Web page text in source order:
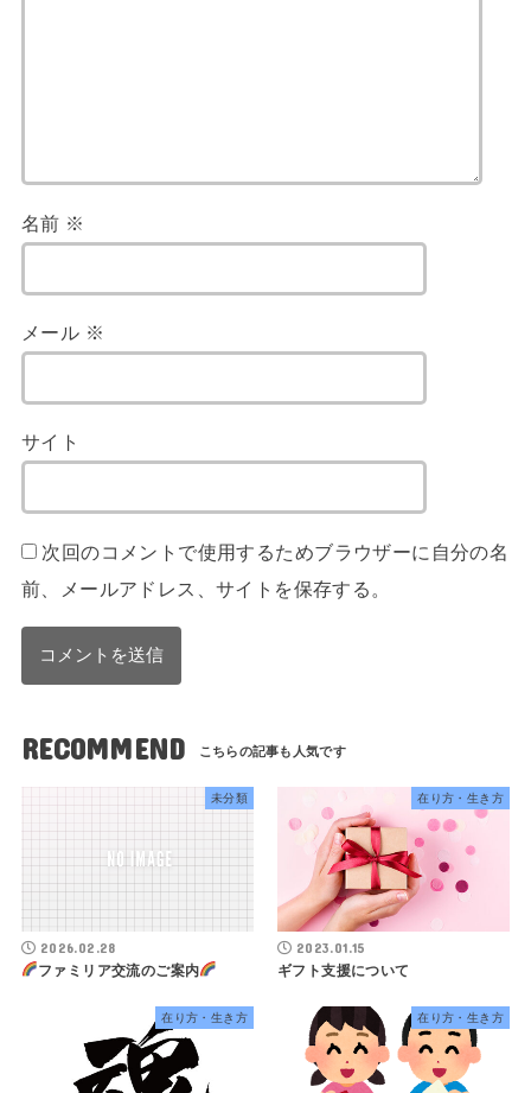
名前 ※
メール ※
サイト
次回のコメントで使用するためブラウザーに自分の名
前、メールアドレス、サイトを保存する。
RECOMMEND
未分類
2026.02.28
ファミリア交流のご案内
在り方・生き方
2023.01.15
ギフト支援について
在り方・生き方 在り方・生き方